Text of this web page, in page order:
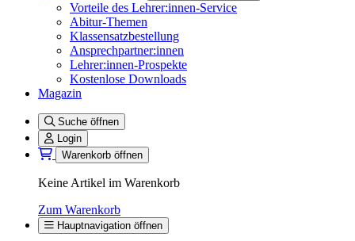
Vorteile des Lehrer:innen-Service
Abitur-Themen
Klassensatzbestellung
Ansprechpartner:innen
Lehrer:innen-Prospekte
Kostenlose Downloads
Magazin
Suche öffnen
Login
Warenkorb öffnen
Keine Artikel im Warenkorb
Zum Warenkorb
Hauptnavigation öffnen